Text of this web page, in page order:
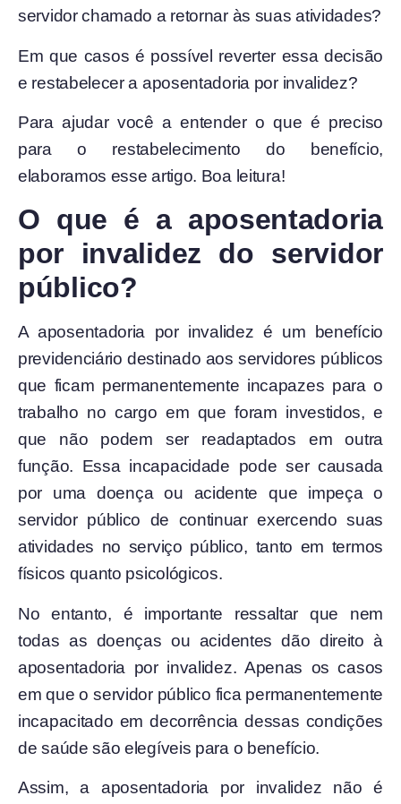
servidor chamado a retornar às suas atividades?
Em que casos é possível reverter essa decisão
e restabelecer a aposentadoria por invalidez?
Para ajudar você a entender o que é preciso
para o restabelecimento do benefício,
elaboramos esse artigo. Boa leitura!
O que é a aposentadoria
por invalidez do servidor
público?
A aposentadoria por invalidez é um benefício
previdenciário destinado aos servidores públicos
que ficam permanentemente incapazes para o
trabalho no cargo em que foram investidos, e
que não podem ser readaptados em outra
função. Essa incapacidade pode ser causada
por uma doença ou acidente que impeça o
servidor público de continuar exercendo suas
atividades no serviço público, tanto em termos
físicos quanto psicológicos.
No entanto, é importante ressaltar que nem
todas as doenças ou acidentes dão direito à
aposentadoria por invalidez. Apenas os casos
em que o servidor público fica permanentemente
incapacitado em decorrência dessas condições
de saúde são elegíveis para o benefício.
Assim, a aposentadoria por invalidez não é